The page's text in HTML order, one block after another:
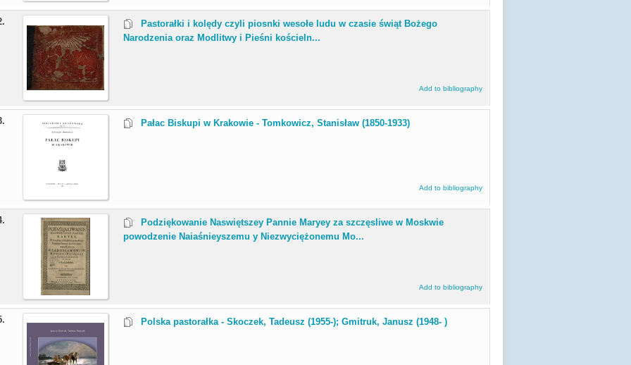
Pastorałki i kolędy czyli piosnki wesołe ludu w czasie świąt Bożego
Narodzenia oraz Modlitwy i Pieśni kościeln...
Add to bibliography
Pałac Biskupi w Krakowie - Tomkowicz, Stanisław (1850-1933)
Add to bibliography
Podziękowanie Naswiętszey Pannie Maryey za szczęsliwe w Moskwie
powodzenie Naiaśnieyszemu y Niezwyciężonemu Mo...
Add to bibliography
Polska pastorałka - Skoczek, Tadeusz (1955-); Gmitruk, Janusz (1948- )